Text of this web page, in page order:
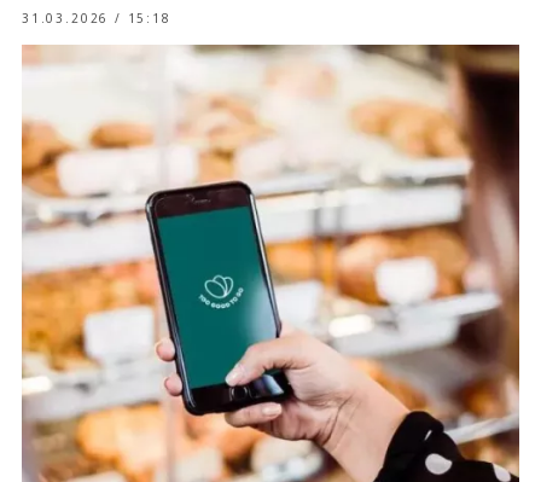
31.03.2026 / 15:18